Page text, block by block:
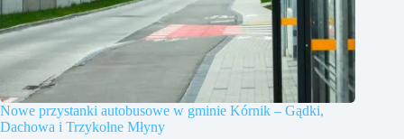
Nowe przystanki autobusowe w gminie Kórnik – Gądki,
Dachowa i Trzykolne Młyny